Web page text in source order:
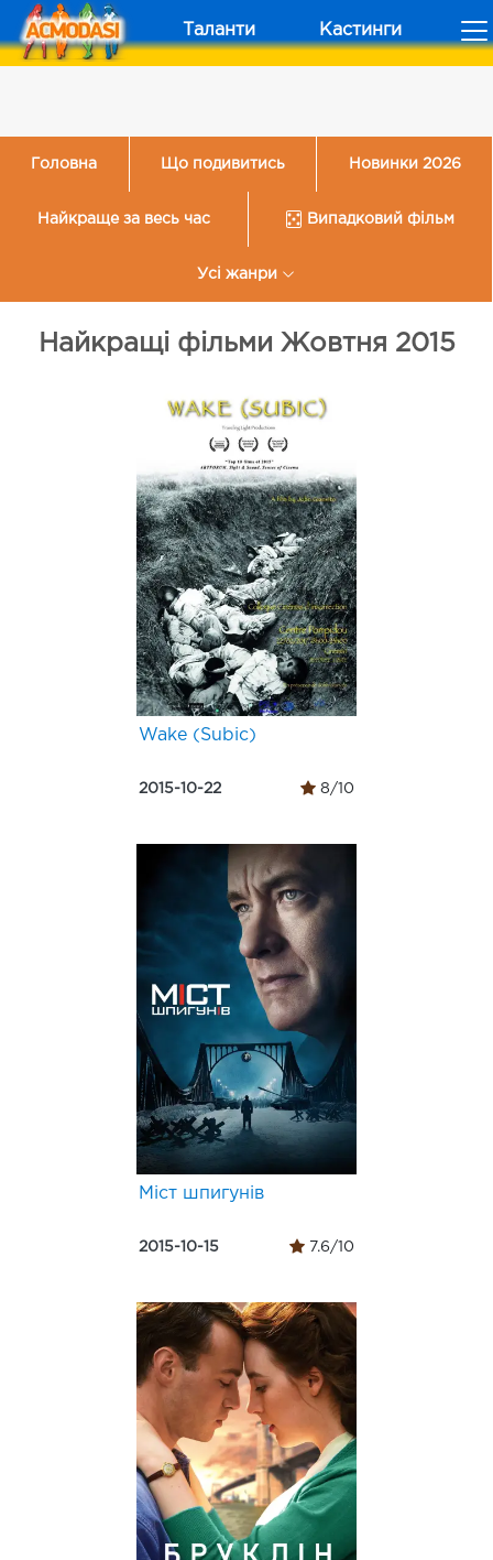
Таланти Кастинги
Головна Що подивитись Новинки 2026
Найкраще за весь час Випадковий фільм
Усі жанри
Найкращі фільми Жовтня 2015
Wake (Subic)
2015-10-22 8/10
Міст шпигунів
2015-10-15 7.6/10